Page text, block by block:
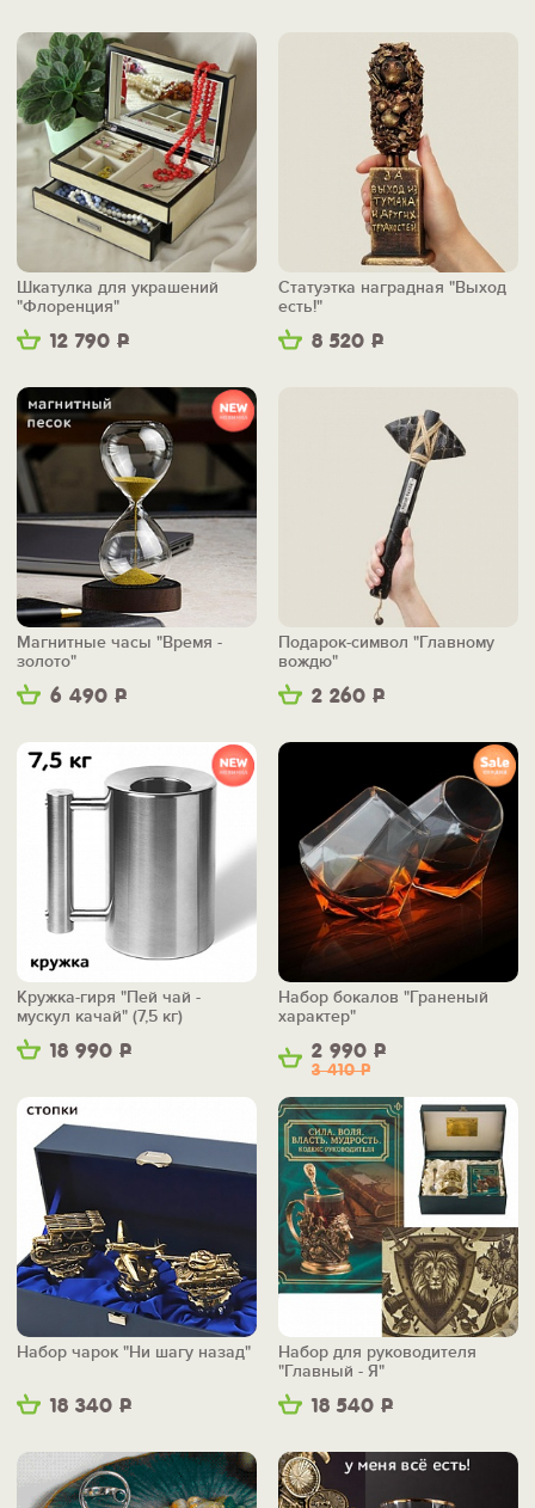
12 790 Р
Шкатулка для украшений
"Флоренция"
8 520 Р
Статуэтка наградная "Выход
есть!"
6 490 Р
Магнитные часы "Время -
золото"
2 260 Р
Подарок-символ "Главному
вождю"
18 990 Р
Кружка-гиря "Пей чай -
мускул качай" (7,5 кг)
2 990 Р
3 410Р
Набор бокалов "Граненый
характер"
18 340 Р
Набор чарок "Ни шагу назад"
18 540 Р
Набор для руководителя
"Главный - Я"